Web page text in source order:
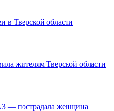
в Тверской области
жителям Тверской области
— пострадала женщина